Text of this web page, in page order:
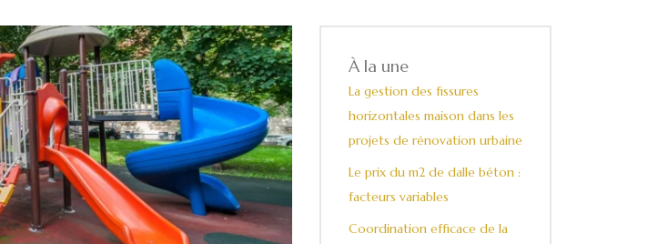
À la une
La gestion des fissures
horizontales maison dans les
projets de rénovation urbaine
Le prix du m2 de dalle béton :
facteurs variables
Coordination efficace de la